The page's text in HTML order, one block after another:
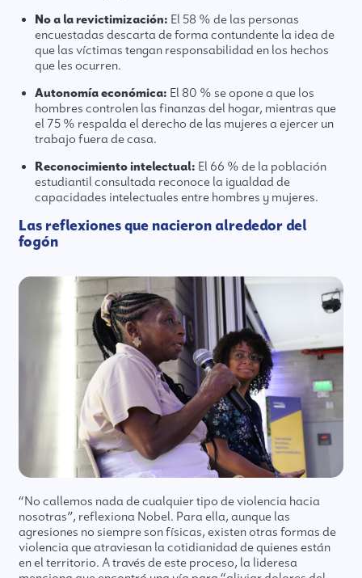
No a la revictimización: El 58 % de las personas
encuestadas descarta de forma contundente la idea de
que las víctimas tengan responsabilidad en los hechos
que les ocurren.
Autonomía económica: El 80 % se opone a que los
hombres controlen las finanzas del hogar, mientras que
el 75 % respalda el derecho de las mujeres a ejercer un
trabajo fuera de casa.
Reconocimiento intelectual: El 66 % de la población
estudiantil consultada reconoce la igualdad de
capacidades intelectuales entre hombres y mujeres.
Las reflexiones que nacieron alrededor del
fogón
“No callemos nada de cualquier tipo de violencia hacia
nosotras”, reflexiona Nobel. Para ella, aunque las
agresiones no siempre son físicas, existen otras formas de
violencia que atraviesan la cotidianidad de quienes están
en el territorio. A través de este proceso, la lideresa